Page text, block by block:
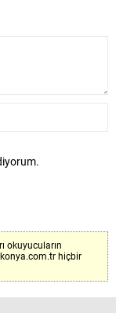
okuyucuların
hiçbir